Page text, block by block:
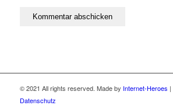
© 2021 All rights reserved. Made by Internet-Heroes |
Datenschutz